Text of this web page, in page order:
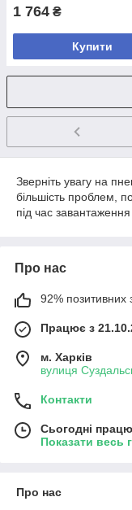
1 764 ₴
Купити
Зверніть увагу на
більшість проблем,
під час завантаження
Про нас
92% позитивних
Працює з
м. Харків
вулиця
Контакти
Сьогодні
Показати весь
Про нас